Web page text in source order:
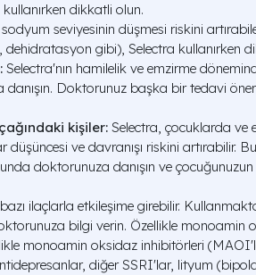
kullanırken dikkatli olun.
seviyesinin düşmesi riskini
dehidratasyon gibi), Selectra kullanırken
Selectra'nın hamilelik ve emzirme
Doktorunuz başka bir tedavi
kişiler: Selectra, çocuklarda ve
düşüncesi ve davranışı riskini artırabilir.
doktorunuza danışın ve çocuğunuzun
ilaçlarla etkileşime girebilir.
bilgi verin. Özellikle monoamin
monoamin oksidaz inhibitörleri
diğer SSRI'lar, lityum